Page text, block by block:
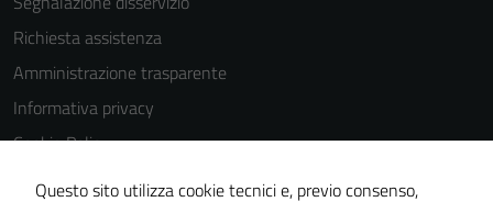
Richiesta assistenza
Amministrazione trasparente
Informativa privacy
Cookie Policy
Note legali
Questo sito utilizza cookie tecnici e, previo consenso,